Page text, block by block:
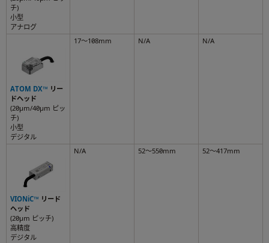
チ)
小型
アナログ
ATOM DX™ リー
ドヘッド
(20µm/40µm ピッ
チ)
小型
デジタル
17～108mm N/A N/A
VIONiC™ リード
ヘッド
(20µm ピッチ)
高精度
デジタル
N/A 52～550mm 52～417mm